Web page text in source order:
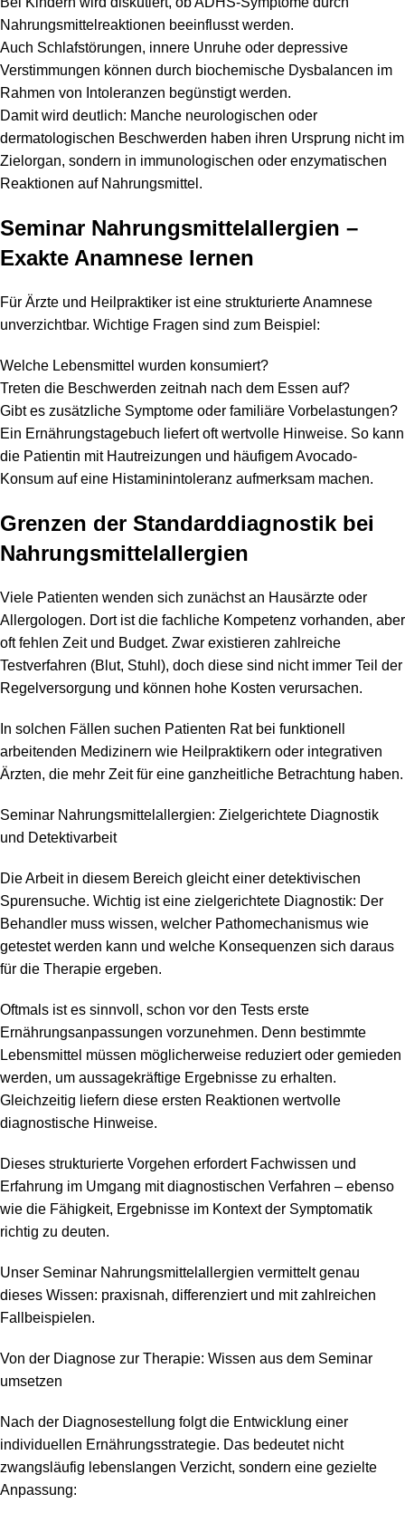
Nahrungsmittelreaktionen beeinflusst werden.
Auch Schlafstörungen, innere Unruhe oder depressive
Verstimmungen können durch biochemische Dysbalancen im
Rahmen von Intoleranzen begünstigt werden.
Damit wird deutlich: Manche neurologischen oder
dermatologischen Beschwerden haben ihren Ursprung nicht im
Zielorgan, sondern in immunologischen oder enzymatischen
Reaktionen auf Nahrungsmittel.
Seminar Nahrungsmittelallergien –
Exakte Anamnese lernen
Für Ärzte und Heilpraktiker ist eine strukturierte Anamnese
unverzichtbar. Wichtige Fragen sind zum Beispiel:
Welche Lebensmittel wurden konsumiert?
Treten die Beschwerden zeitnah nach dem Essen auf?
Gibt es zusätzliche Symptome oder familiäre Vorbelastungen?
Ein Ernährungstagebuch liefert oft wertvolle Hinweise. So kann
die Patientin mit Hautreizungen und häufigem Avocado-
Konsum auf eine Histaminintoleranz aufmerksam machen.
Grenzen der Standarddiagnostik bei
Nahrungsmittelallergien
Viele Patienten wenden sich zunächst an Hausärzte oder
Allergologen. Dort ist die fachliche Kompetenz vorhanden, aber
oft fehlen Zeit und Budget. Zwar existieren zahlreiche
Testverfahren (Blut, Stuhl), doch diese sind nicht immer Teil der
Regelversorgung und können hohe Kosten verursachen.
In solchen Fällen suchen Patienten Rat bei funktionell
arbeitenden Medizinern wie Heilpraktikern oder integrativen
Ärzten, die mehr Zeit für eine ganzheitliche Betrachtung haben.
Seminar Nahrungsmittelallergien: Zielgerichtete Diagnostik
und Detektivarbeit
Die Arbeit in diesem Bereich gleicht einer detektivischen
Spurensuche. Wichtig ist eine zielgerichtete Diagnostik: Der
Behandler muss wissen, welcher Pathomechanismus wie
getestet werden kann und welche Konsequenzen sich daraus
für die Therapie ergeben.
Oftmals ist es sinnvoll, schon vor den Tests erste
Ernährungsanpassungen vorzunehmen. Denn bestimmte
Lebensmittel müssen möglicherweise reduziert oder gemieden
werden, um aussagekräftige Ergebnisse zu erhalten.
Gleichzeitig liefern diese ersten Reaktionen wertvolle
diagnostische Hinweise.
Dieses strukturierte Vorgehen erfordert Fachwissen und
Erfahrung im Umgang mit diagnostischen Verfahren – ebenso
wie die Fähigkeit, Ergebnisse im Kontext der Symptomatik
richtig zu deuten.
Unser Seminar Nahrungsmittelallergien vermittelt genau
dieses Wissen: praxisnah, differenziert und mit zahlreichen
Fallbeispielen.
Von der Diagnose zur Therapie: Wissen aus dem Seminar
umsetzen
Nach der Diagnosestellung folgt die Entwicklung einer
individuellen Ernährungsstrategie. Das bedeutet nicht
zwangsläufig lebenslangen Verzicht, sondern eine gezielte
Anpassung: